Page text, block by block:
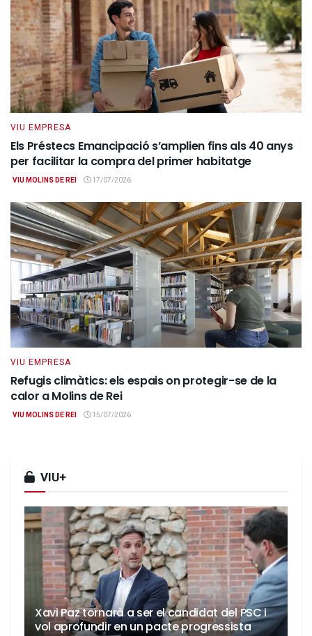
VIU EMPRESA
Els Préstecs Emancipació s’amplien fins als 40 anys
per facilitar la compra del primer habitatge
VIU MOLINS DE REI 17/07/2026
VIU EMPRESA
Refugis climàtics: els espais on protegir-se de la
calor a Molins de Rei
VIU MOLINS DE REI 15/07/2026
VIU+
Xavi Paz tornarà a ser el candidat del PSC i
vol aprofundir en un pacte progressista